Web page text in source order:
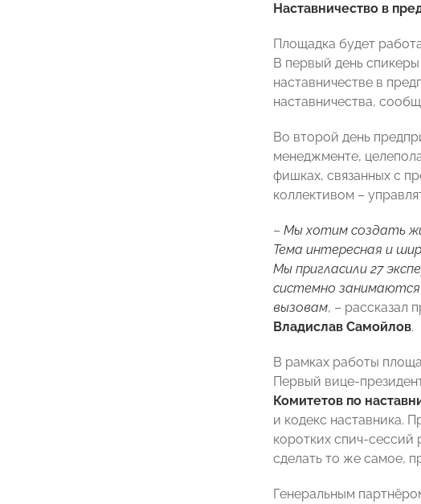
Наставничество в
Площадка будет
В первый день спикеры
наставничестве в
наставничества,
Во второй день
менеджменте,
фишках, связанных с
коллективом –
– Мы хотим создать
Тема интересная и
Мы пригласили 27
системно
вызовам, – рассказал
Владислав Самойлов.
В рамках работы
Первый вице-
Комитетов по
и кодекс наставника.
коротких спич-сессий
сделать то же самое,
Генеральным